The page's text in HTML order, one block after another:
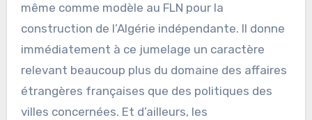
même comme modèle au FLN pour la
construction de l’Algérie indépendante. Il donne
immédiatement à ce jumelage un caractère
relevant beaucoup plus du domaine des affaires
étrangères françaises que des politiques des
villes concernées. Et d’ailleurs, les